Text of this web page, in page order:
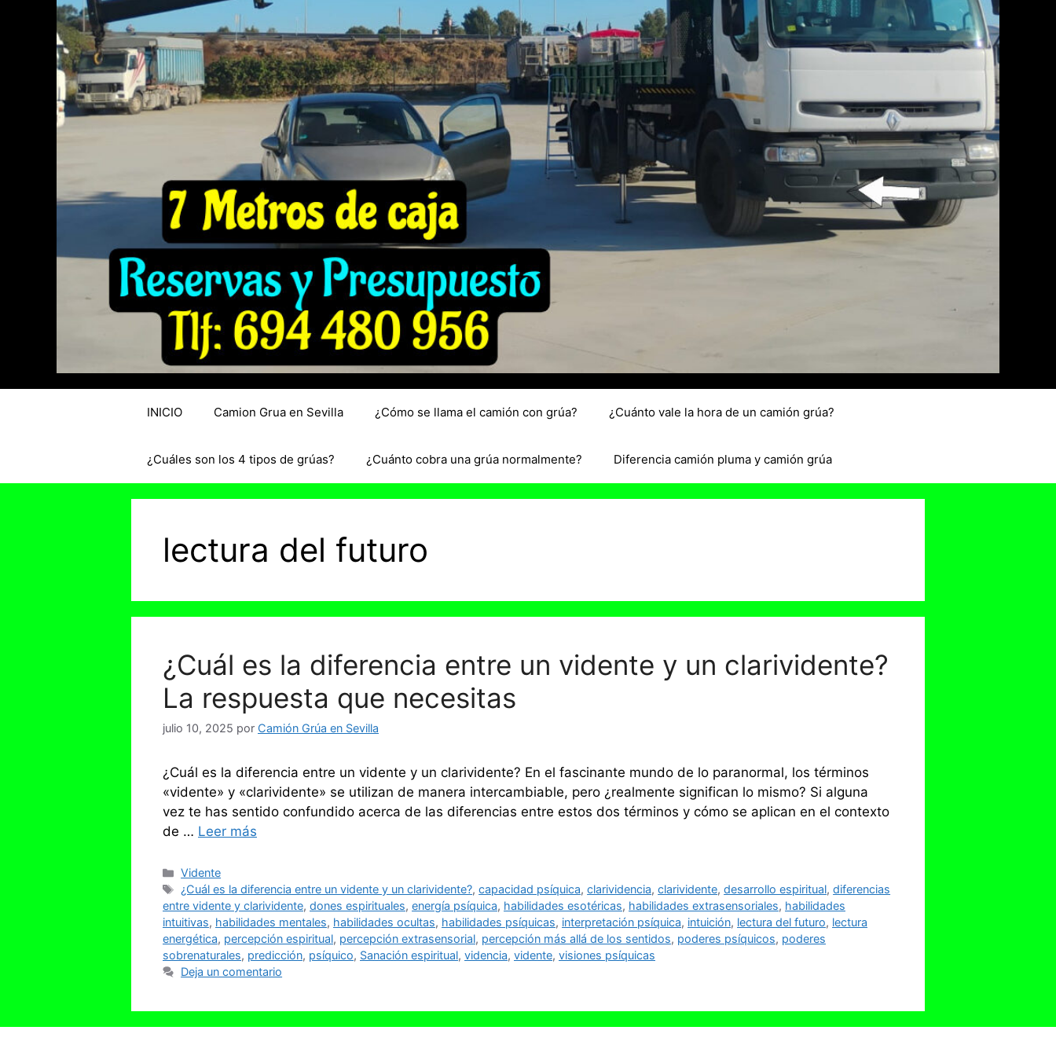
INICIO Camion Grua en Sevilla ¿Cómo se llama el camión con grúa? ¿Cuánto vale la hora de un camión grúa?
¿Cuáles son los 4 tipos de grúas? ¿Cuánto cobra una grúa normalmente? Diferencia camión pluma y camión grúa
lectura del futuro
¿Cuál es la diferencia entre un vidente y un clarividente?
La respuesta que necesitas
julio 10, 2025 por Camión Grúa en Sevilla
¿Cuál es la diferencia entre un vidente y un clarividente? En el fascinante mundo de lo paranormal, los términos
«vidente» y «clarividente» se utilizan de manera intercambiable, pero ¿realmente significan lo mismo? Si alguna
vez te has sentido confundido acerca de las diferencias entre estos dos términos y cómo se aplican en el contexto
de … Leer más
Categorías
Vidente
Etiquetas
¿Cuál es la diferencia entre un vidente y un clarividente?,capacidad psíquica,clarividencia,clarividente,desarrollo espiritual,diferencias
entre vidente y clarividente, dones espirituales, energía psíquica, habilidades esotéricas, habilidades extrasensoriales, habilidades
intuitivas, habilidades mentales, habilidades ocultas, habilidades psíquicas, interpretación psíquica, intuición, lectura del futuro, lectura
energética, percepción espiritual, percepción extrasensorial, percepción más allá de los sentidos, poderes psíquicos, poderes
sobrenaturales, predicción, psíquico, Sanación espiritual, videncia, vidente, visiones psíquicas
Deja un comentario